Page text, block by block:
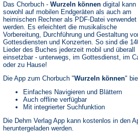
Das Chorbuch - Wurzeln können digital kann
sowohl auf mobilen Endgeräten als auch am
heimischen Rechner als PDF-Datei verwendet
werden. Es erleichtert die musikalische
Vorbereitung, Durchführung und Gestaltung
Gottesdiensten und Konzerten. So sind die
Lieder des Buches jederzeit mobil und überall
einsetzbar - unterwegs, im Gottesdienst, im
oder zu Hause!
Die App zum Chorbuch "Wurzeln können"
Einfaches Navigieren und Blättern
Auch offline verfügbar
Mit integrierter Suchfunktion
Die Dehm Verlag App kann kostenlos in den
heruntergeladen werden.